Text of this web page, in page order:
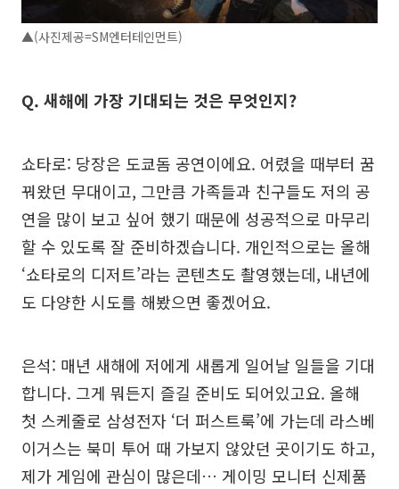
▲(사진제공=SM엔터테인먼트)
Q. 새해에 가장 기대되는 것은 무엇인지?
쇼타로: 당장은 도쿄돔 공연이에요. 어렸을 때부터 꿈
꿔왔던 무대이고, 그만큼 가족들과 친구들도 저의 공
연을 많이 보고 싶어 했기 때문에 성공적으로 마무리
할 수 있도록 잘 준비하겠습니다. 개인적으로는 올해
‘쇼타로의 디저트’라는 콘텐츠도 촬영했는데, 내년에
도 다양한 시도를 해봤으면 좋겠어요.
은석: 매년 새해에 저에게 새롭게 일어날 일들을 기대
합니다. 그게 뭐든지 즐길 준비도 되어있고요. 올해
첫 스케줄로 삼성전자 ‘더 퍼스트룩’에 가는데 라스베
이거스는 북미 투어 때 가보지 않았던 곳이기도 하고,
제가 게임에 관심이 많은데… 게이밍 모니터 신제품